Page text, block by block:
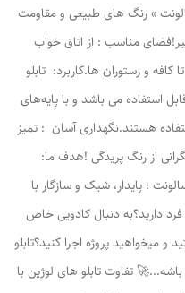
» رنگ های طبیعی و مقاومت
مناسب : از اتاق خواب
کافه و رستوران ها.کاربرد: تابلو
استفاده می باشد و با پایه‌های
هستند.نگهداری آسان : تمیز
از رنگ پریدگی !هدف ما:
؛ پایدار، شیک و سازگار با
دارید؟به دنبال کادویی خاص
میخواهید پروژه اجرا کنید؟تابلو
تفاوت تابلو های لوژين با